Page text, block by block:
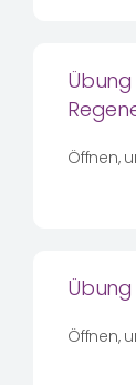
Öffnen,
Übung
Öffnen,